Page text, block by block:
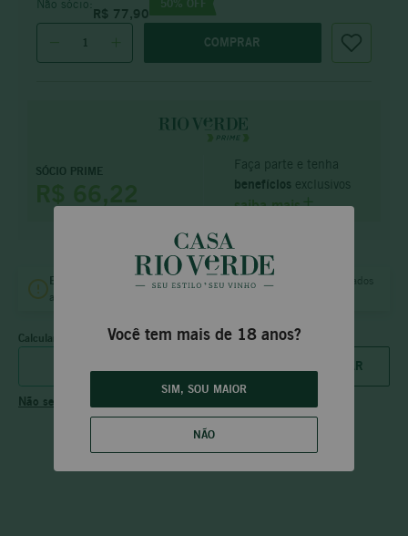
Você tem mais de 18 anos?
SIM, SOU MAIOR
NÃO
Não sócio:
R$ 77,90
50 % OFF
COMPRAR
SÓCIO PRIME Faça parte e tenha
benefícios exclusivos
saiba mais
Entrega no mesmo diaB.H.eVila da Serra para pedidos aprovados
até às
Calcular frete
Não sei meu CEP